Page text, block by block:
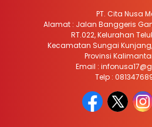
PT. Cita Nusa
Alamat : Jalan Banggeris
RT.022, Kelurahan
Kecamatan Sungai
Provinsi
Email :
Telp :